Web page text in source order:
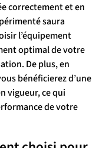
correctement et en
saura
l’équipement
optimal de votre
De plus, en
bénéficierez d’une
vigueur, ce qui
de votre